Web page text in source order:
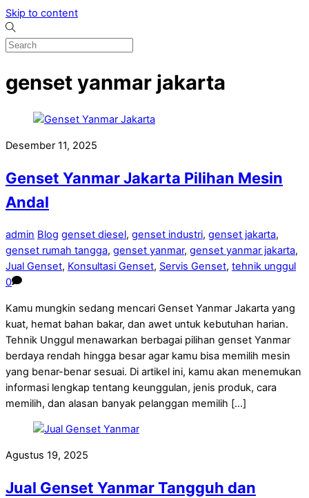
Skip to content
genset yanmar jakarta
Desember 11, 2025
Genset Yanmar Jakarta Pilihan Mesin
Andal
admin Blog genset diesel, genset industri, genset jakarta,
genset rumah tangga, genset yanmar, genset yanmar jakarta,
Jual Genset, Konsultasi Genset, Servis Genset, tehnik unggul
0
Kamu mungkin sedang mencari Genset Yanmar Jakarta yang
kuat, hemat bahan bakar, dan awet untuk kebutuhan harian.
Tehnik Unggul menawarkan berbagai pilihan genset Yanmar
berdaya rendah hingga besar agar kamu bisa memilih mesin
yang benar-benar sesuai. Di artikel ini, kamu akan menemukan
informasi lengkap tentang keunggulan, jenis produk, cara
memilih, dan alasan banyak pelanggan memilih […]
Agustus 19, 2025
Jual Genset Yanmar Tangguh dan